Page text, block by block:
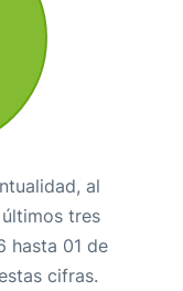
al
tres
hasta 01 de
cifras.